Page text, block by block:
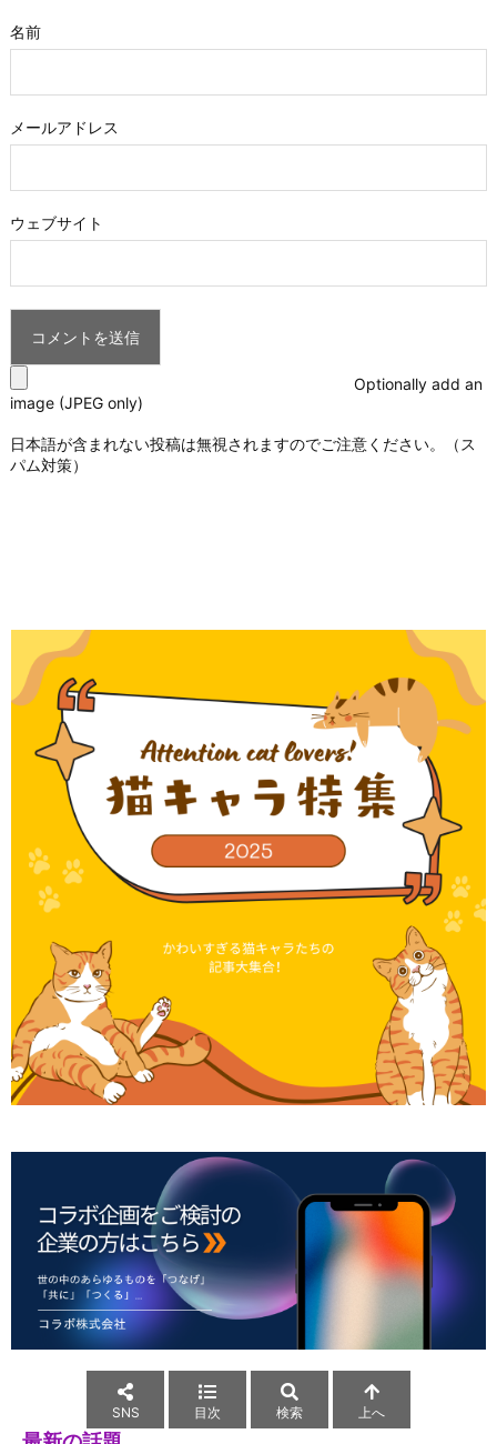
名前
メールアドレス
ウェブサイト
Optionally add an
image (JPEG only)
日本語が含まれない投稿は無視されますのでご注意ください。（ス
パム対策）
SNS 目次 検索 上へ